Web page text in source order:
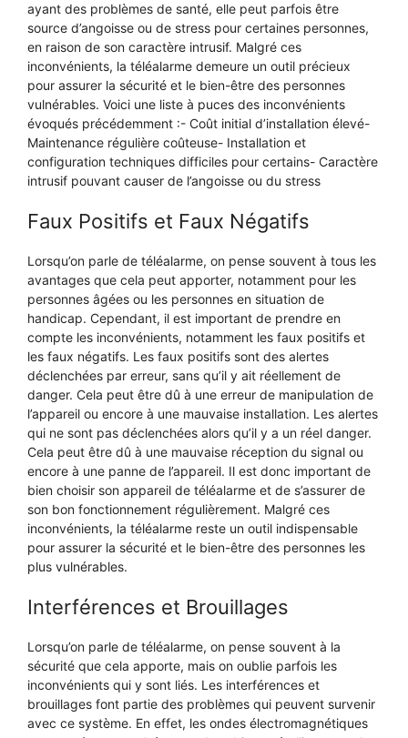
ayant des problèmes de santé, elle peut parfois être
source d’angoisse ou de stress pour certaines personnes,
en raison de son caractère intrusif. Malgré ces
inconvénients, la téléalarme demeure un outil précieux
pour assurer la sécurité et le bien-être des personnes
vulnérables. Voici une liste à puces des inconvénients
évoqués précédemment :- Coût initial d’installation élevé-
Maintenance régulière coûteuse- Installation et
configuration techniques difficiles pour certains- Caractère
intrusif pouvant causer de l’angoisse ou du stress
Faux Positifs et Faux Négatifs
Lorsqu’on parle de téléalarme, on pense souvent à tous les
avantages que cela peut apporter, notamment pour les
personnes âgées ou les personnes en situation de
handicap. Cependant, il est important de prendre en
compte les inconvénients, notamment les faux positifs et
les faux négatifs. Les faux positifs sont des alertes
déclenchées par erreur, sans qu’il y ait réellement de
danger. Cela peut être dû à une erreur de manipulation de
l’appareil ou encore à une mauvaise installation. Les alertes
qui ne sont pas déclenchées alors qu’il y a un réel danger.
Cela peut être dû à une mauvaise réception du signal ou
encore à une panne de l’appareil. Il est donc important de
bien choisir son appareil de téléalarme et de s’assurer de
son bon fonctionnement régulièrement. Malgré ces
inconvénients, la téléalarme reste un outil indispensable
pour assurer la sécurité et le bien-être des personnes les
plus vulnérables.
Interférences et Brouillages
Lorsqu’on parle de téléalarme, on pense souvent à la
sécurité que cela apporte, mais on oublie parfois les
inconvénients qui y sont liés. Les interférences et
brouillages font partie des problèmes qui peuvent survenir
avec ce système. En effet, les ondes électromagnétiques